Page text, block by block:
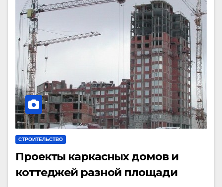
СТРОИТЕЛЬСТВО
Проекты каркасных домов и
коттеджей разной площади